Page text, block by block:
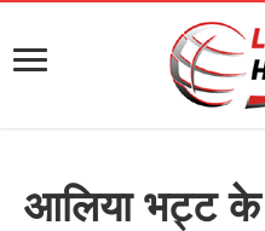
आलिया भट्ट के